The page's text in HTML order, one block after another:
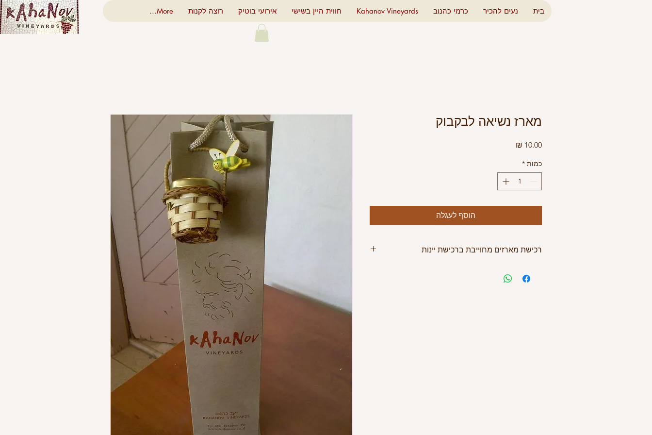
בית נעים להכיר כרמי כהנוב Kahanov Vineyards חווית היין בשישי אירועי בוטיק רוצה לקנות More...
מארז נשיאה לבקבוק
כמות *
הוסף לעגלה
רכישת מארזים מחוייבת ברכישת יינות
ניתן להזמין מארזים בהתניית רכישת יינות